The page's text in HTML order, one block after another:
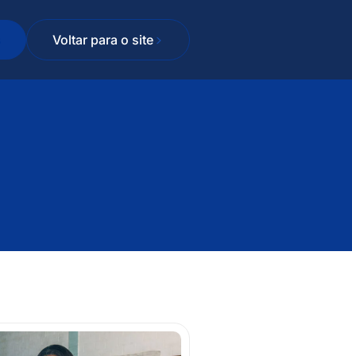
Voltar para o site